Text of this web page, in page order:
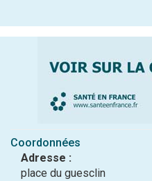
Coordonnées
Adresse :
place du guesclin